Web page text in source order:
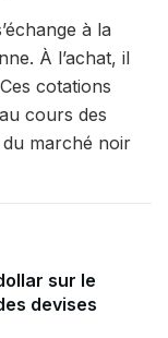
à la
À l’achat, il
cotations
cours des
marché noir
sur le
devises